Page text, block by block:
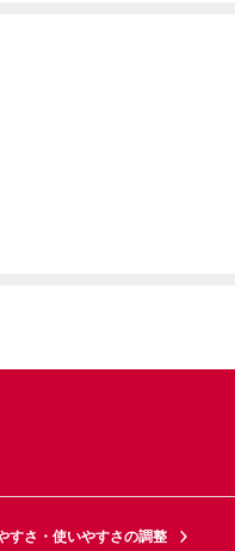
すさ・使いやすさの調整